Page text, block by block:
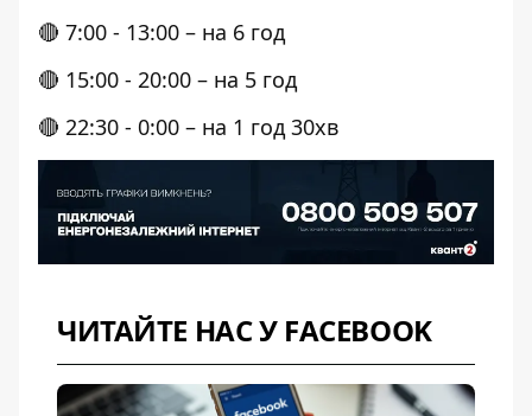
🔴 7:00 - 13:00 – на 6 год
🔴 15:00 - 20:00 – на 5 год
🔴 22:30 - 0:00 – на 1 год 30хв
ЧИТАЙТЕ НАС У FACEBOOK